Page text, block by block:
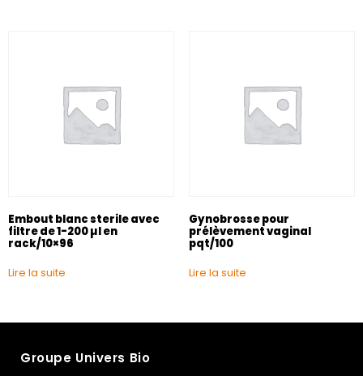
Embout blanc sterile avec
filtre de 1-200 µl en
rack/10×96
Lire la suite
Gynobrosse pour
prélèvement vaginal
pqt/100
Lire la suite
Groupe Univers Bio